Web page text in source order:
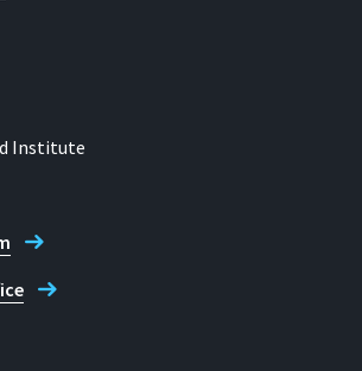
Institute